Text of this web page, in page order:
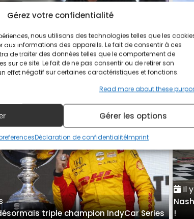
Gérez votre confidentialité
nous utilisons des technologies telles que les
aux informations des appareils. Le fait de consentir à ces
de traiter des données telles que le comportement de
sur ce site. Le fait de ne pas consentir ou de retirer son
effet négatif sur certaines caractéristiques et fonctions.
Read more about these
Gérer les options
Déclaration de confidentialitéImprint
Racing confirme Robb pour 2025
Il
triple champion IndyCar Series
Il
!